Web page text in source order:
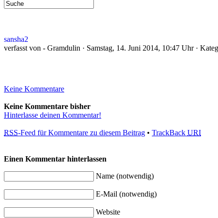
sansha2
verfasst von - Gramdulin · Samstag, 14. Juni 2014, 10:47 Uhr ·
Keine Kommentare
Keine Kommentare bisher
Hinterlasse deinen Kommentar!
RSS-Feed für Kommentare zu diesem Beitrag • TrackBack URI
Einen Kommentar hinterlassen
Name (notwendig)
E-Mail (notwendig)
Website